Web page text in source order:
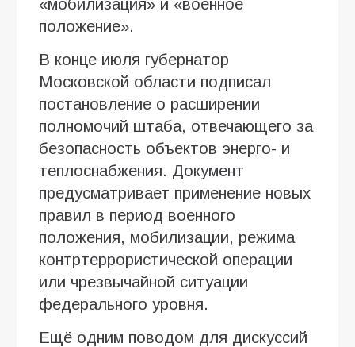
«мобилизация» и «военное
положение».
В конце июля губернатор
Московской области подписал
постановление о расширении
полномочий штаба, отвечающего за
безопасность объектов энерго- и
теплоснабжения. Документ
предусматривает применение новых
правил в период военного
положения, мобилизации, режима
контртеррористической операции
или чрезвычайной ситуации
федерального уровня.
Ещё одним поводом для дискуссий